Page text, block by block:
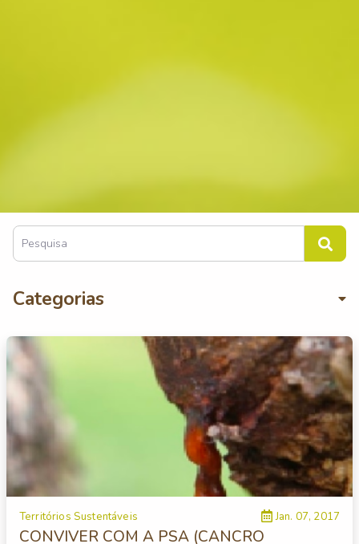
Categorias
Territórios Sustentáveis Jan. 07, 2017
CONVIVER COM A PSA (CANCRO